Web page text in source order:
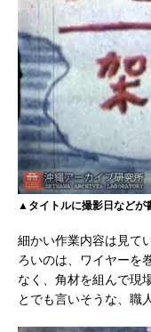
▲タイトルに撮影日などが
細かい作業内容は見て
ろいのは、ワイヤーを
なく、角材を組んで現
とでも言いそうな、職